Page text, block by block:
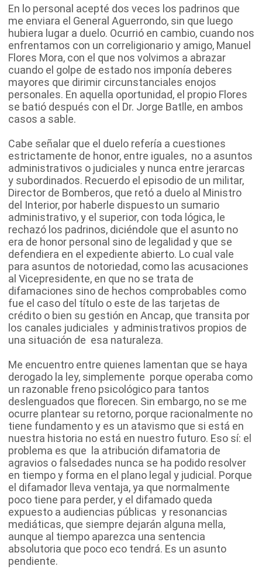
En lo personal acepté dos veces los padrinos que
me enviara el General Aguerrondo, sin que luego
hubiera lugar a duelo. Ocurrió en cambio, cuando nos
enfrentamos con un correligionario y amigo, Manuel
Flores Mora, con el que nos volvimos a abrazar
cuando el golpe de estado nos imponía deberes
mayores que dirimir circunstanciales enojos
personales. En aquella oportunidad, el propio Flores
se batió después con el Dr. Jorge Batlle, en ambos
casos a sable.
Cabe señalar que el duelo refería a cuestiones
estrictamente de honor, entre iguales, no a asuntos
administrativos o judiciales y nunca entre jerarcas
y subordinados. Recuerdo el episodio de un militar,
Director de Bomberos, que retó a duelo al Ministro
del Interior, por haberle dispuesto un sumario
administrativo, y el superior, con toda lógica, le
rechazó los padrinos, diciéndole que el asunto no
era de honor personal sino de legalidad y que se
defendiera en el expediente abierto. Lo cual vale
para asuntos de notoriedad, como las acusaciones
al Vicepresidente, en que no se trata de
difamaciones sino de hechos comprobables como
fue el caso del título o este de las tarjetas de
crédito o bien su gestión en Ancap, que transita por
los canales judiciales y administrativos propios de
una situación de esa naturaleza.
Me encuentro entre quienes lamentan que se haya
derogado la ley, simplemente porque operaba como
un razonable freno psicológico para tantos
deslenguados que florecen. Sin embargo, no se me
ocurre plantear su retorno, porque racionalmente no
tiene fundamento y es un atavismo que si está en
nuestra historia no está en nuestro futuro. Eso sí: el
problema es que la atribución difamatoria de
agravios o falsedades nunca se ha podido resolver
en tiempo y forma en el plano legal y judicial. Porque
el difamador lleva ventaja, ya que normalmente
poco tiene para perder, y el difamado queda
expuesto a audiencias públicas y resonancias
mediáticas, que siempre dejarán alguna mella,
aunque al tiempo aparezca una sentencia
absolutoria que poco eco tendrá. Es un asunto
pendiente.